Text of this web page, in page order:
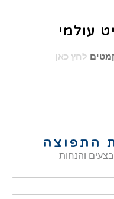
עולמי
לחץ כאן
התפוצה
והנחות